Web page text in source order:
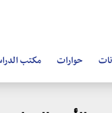
حوارات مكتب